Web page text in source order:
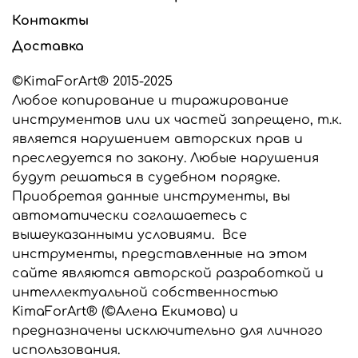
стран Евросоюза.
Если вам нужны вайнеры для работы с фоамираном
фоамираном, сообщите об этом в комментарии к
заказу, мы выберем подходящий силикон для
изготовления ваших инструментов.
Все инструменты, представленные в этом
интернет-магазине являются разработкой
©KimaForArt и защищены законом об
авторском праве. Предназначены только для
индивидуального использования. Любое
копирование и тиражирование
инструментов запрещено и преследуется по
закону.
Контакты
Доставка
©KimaForArt® 2015-2025
Любое копирование и тиражирование
инструментов или их частей запрещено, т.к.
является нарушением авторских прав и
преследуется по закону. Любые нарушения
будут решаться в судебном порядке.
Приобретая данные инструменты, вы
автоматически соглашаетесь с
вышеуказанными условиями. Все
инструменты, представленные на этом
сайте являются авторской разработкой и
интеллектуальной собственностью
KimaForArt® (©Алена Екимова) и
предназначены исключительно для личного
использования.